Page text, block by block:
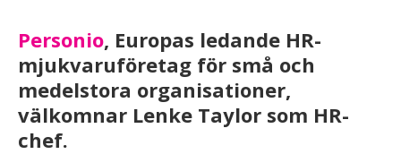
Personio, Europas ledande HR-
mjukvaruföretag för små och
medelstora organisationer,
välkomnar Lenke Taylor som HR-
chef.